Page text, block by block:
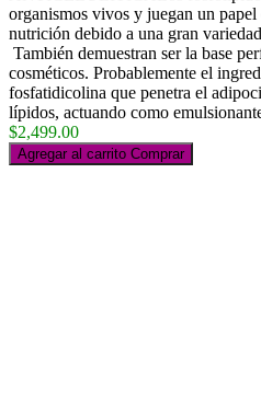
organismos vivos y juegan un
nutrición debido a una gran
También demuestran ser la base
cosméticos. Probablemente el
fosfatidicolina que penetra el
lípidos, actuando como
$2,499.00
Agregar al carrito Comprar